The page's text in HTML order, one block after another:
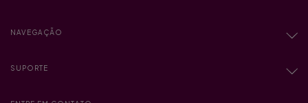
NAVEGAÇÃO
SUPORTE